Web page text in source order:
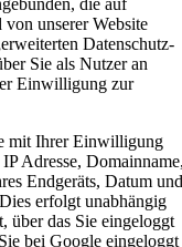
die auf
unserer Website
Datenschutz-
Sie als Nutzer an
Einwilligung zur
mit Ihrer Einwilligung
Adresse,
Endgeräts, Datum und
erfolgt unabhängig
über das Sie eingeloggt
bei Google eingeloggt